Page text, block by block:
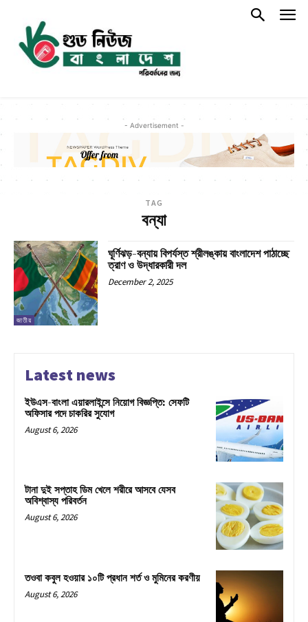
- Advertisement -
TAG
বন্যা
জাতীয়
ঘূর্ণিঝড়-বন্যায় বিপর্যস্ত শ্রীলঙ্কায় বাংলাদেশ পাঠাচ্ছে
ত্রাণ ও উদ্ধারকারী দল
December 2, 2025
Latest news
ইউএস-বাংলা এয়ারলাইন্সে নিয়োগ বিজ্ঞপ্তি: সেফটি
অফিসার পদে চাকরির সুযোগ
August 6, 2026
টানা দুই সপ্তাহ ডিম খেলে শরীরে আসবে যেসব
অবিশ্বাস্য পরিবর্তন
August 6, 2026
তওবা কবুল হওয়ার ১০টি প্রধান শর্ত ও মুমিনের করণীয়
August 6, 2026